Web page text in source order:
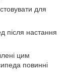
для
після настання
цим
повинні